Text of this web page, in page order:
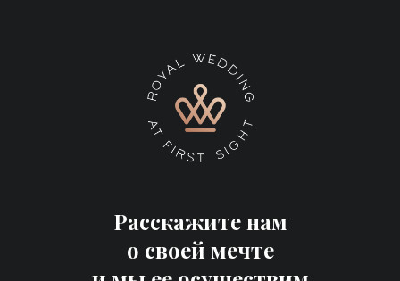
на второй локации. Это место с
видом на океан, куда мы
привезли всё необходимое
оборудование и создали
сюда организаторов,
декораторов, ведущих и
Расскажите нам
о своей мечте